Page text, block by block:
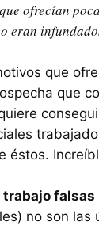
ofrecían
eran
que
que
éstos.
trabajo falsas
no son las